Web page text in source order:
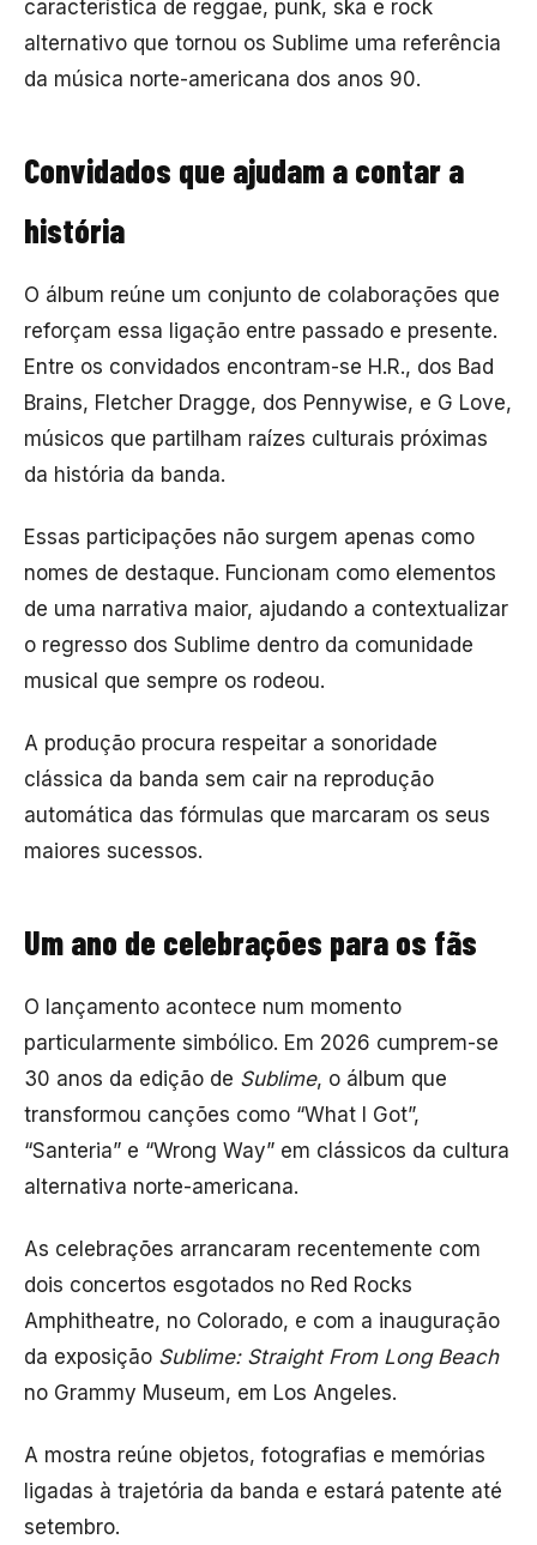
característica de reggae, punk, ska e rock
alternativo que tornou os Sublime uma referência
da música norte-americana dos anos 90.
Convidados que ajudam a contar a
história
O álbum reúne um conjunto de colaborações que
reforçam essa ligação entre passado e presente.
Entre os convidados encontram-se H.R., dos Bad
Brains, Fletcher Dragge, dos Pennywise, e G Love,
músicos que partilham raízes culturais próximas
da história da banda.
Essas participações não surgem apenas como
nomes de destaque. Funcionam como elementos
de uma narrativa maior, ajudando a contextualizar
o regresso dos Sublime dentro da comunidade
musical que sempre os rodeou.
A produção procura respeitar a sonoridade
clássica da banda sem cair na reprodução
automática das fórmulas que marcaram os seus
maiores sucessos.
Um ano de celebrações para os fãs
O lançamento acontece num momento
particularmente simbólico. Em 2026 cumprem-se
30 anos da edição de Sublime, o álbum que
transformou canções como “What I Got”,
“Santeria” e “Wrong Way” em clássicos da cultura
alternativa norte-americana.
As celebrações arrancaram recentemente com
dois concertos esgotados no Red Rocks
Amphitheatre, no Colorado, e com a inauguração
da exposição Sublime: Straight From Long Beach
no Grammy Museum, em Los Angeles.
A mostra reúne objetos, fotografias e memórias
ligadas à trajetória da banda e estará patente até
setembro.